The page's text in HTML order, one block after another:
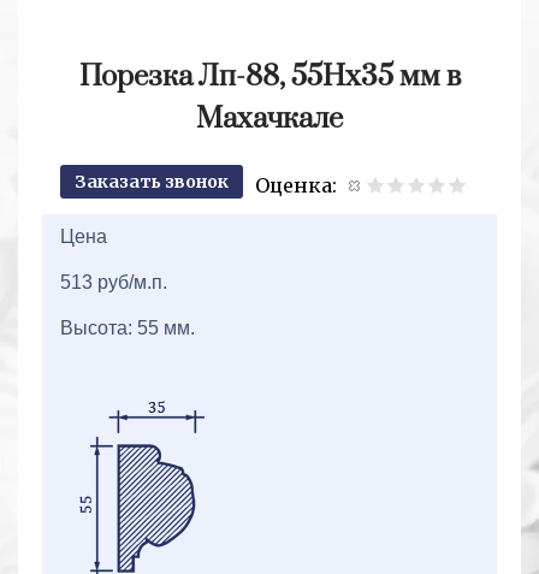
Порезка Лп-88, 55Нх35 мм в
Махачкале
Заказать звонок
Оценка:
Цена
513 руб/м.п.
Высота: 55 мм.